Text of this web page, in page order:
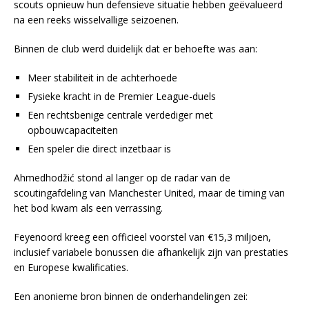
scouts opnieuw hun defensieve situatie hebben geëvalueerd
na een reeks wisselvallige seizoenen.
Binnen de club werd duidelijk dat er behoefte was aan:
Meer stabiliteit in de achterhoede
Fysieke kracht in de Premier League-duels
Een rechtsbenige centrale verdediger met
opbouwcapaciteiten
Een speler die direct inzetbaar is
Ahmedhodžić stond al langer op de radar van de
scoutingafdeling van Manchester United, maar de timing van
het bod kwam als een verrassing.
Feyenoord kreeg een officieel voorstel van €15,3 miljoen,
inclusief variabele bonussen die afhankelijk zijn van prestaties
en Europese kwalificaties.
Een anonieme bron binnen de onderhandelingen zei: